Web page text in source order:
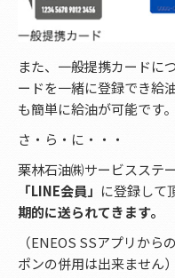
また、一般提携カードに
ードを一緒に登録でき給
も簡単に給油が可能です。
さ・ら・に・・・
栗林石油㈱サービスステ
「LINE会員」 に登録して
期的に送られてきます。
（ENEOS SSアプリか
ポンの併用は出来ません）